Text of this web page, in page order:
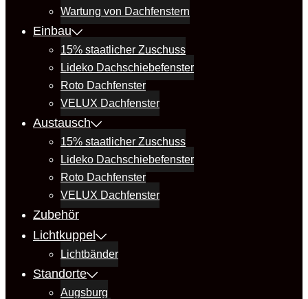
Wartung von Dachfenstern
Einbau
15% staatlicher Zuschuss
Lideko Dachschiebefenster
Roto Dachfenster
VELUX Dachfenster
Austausch
15% staatlicher Zuschuss
Lideko Dachschiebefenster
Roto Dachfenster
VELUX Dachfenster
Zubehör
Lichtkuppel
Lichtbänder
Standorte
Augsburg